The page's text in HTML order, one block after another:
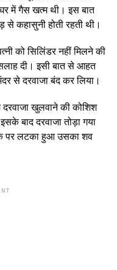
में गैस खत्म थी। इस बात
से कहासुनी होती रहती थी।
को सिलिंडर नहीं मिलने की
दी। इसी बात से आहत
से दरवाजा बंद कर लिया।
खुलवाने की कोशिश
बाद दरवाजा तोड़ा गया
पर लटका हुआ उसका शव